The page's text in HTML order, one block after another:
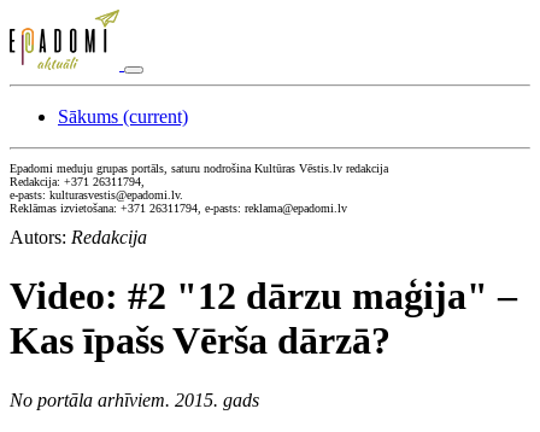
Sākums (current)
Epadomi meduju grupas portāls, saturu nodrošina Kultūras Vēstis.lv redakcija
Redakcija: +371 26311794,
e-pasts: kulturasvestis@epadomi.lv.
Reklāmas izvietošana: +371 26311794, e-pasts: reklama@epadomi.lv
Autors: Redakcija
Video: #2 "12 dārzu maģija" –
Kas īpašs Vērša dārzā?
No portāla arhīviem. 2015. gads